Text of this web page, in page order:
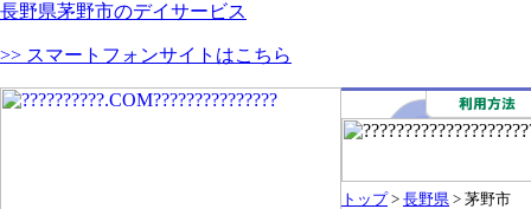
長野県茅野市のデイサービス
>> スマートフォンサイトはこちら
トップ> 長野県 > 茅野市